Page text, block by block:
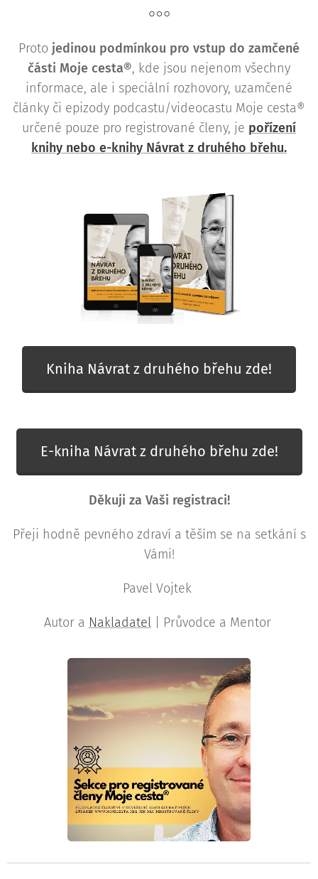
Proto jedinou podmínkou pro vstup do zamčené
části Moje cesta®, kde jsou nejenom všechny
informace, ale i speciální rozhovory, uzamčené
články či epizody podcastu/videocastu Moje cesta®
určené pouze pro registrované členy, je pořízení
knihy nebo e-knihy Návrat z druhého břehu.
Kniha Návrat z druhého břehu zde!
E-kniha Návrat z druhého břehu zde!
Děkuji za Vaši registraci!
Přeji hodně pevného zdraví a těším se na setkání s
Vámi!
Pavel Vojtek
Autor a Nakladatel| Průvodce a Mentor